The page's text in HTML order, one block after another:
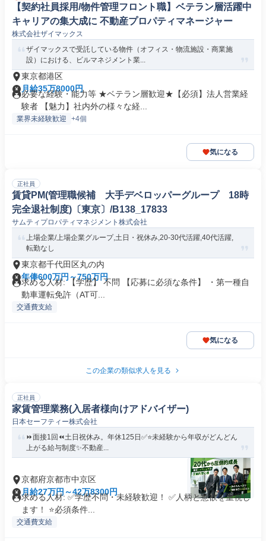
【契約社員採用/物件管理フロント職】ベテラン層活躍中
キャリアの集大成に 不動産プロパティマネージャー
株式会社ザイマックス
ザイマックスで受託している物件（オフィス・物流施設・商業施
設）における、ビルマネジメント業...
東京都港区
月給35万8000円
必要な経験・能力等 ★ベテラン層歓迎★【必須】法人営業経
験者 【魅力】社内外の様々な経...
業界未経験歓迎 +4個
気になる
正社員
賃貸PM(管理職候補 大手デベロッパーグループ 18時
完全退社制度)〔東京〕/B138_17833
サムティプロパティマネジメント株式会社
上場企業/上場企業グループ,土日・祝休み,20-30代活躍,40代活躍,
転勤なし
東京都千代田区丸の内
年俸600万円～750万円
求める人材: 【学歴】 不問 【応募に必須な条件】 ・第一種自
動車運転免許（AT可...
交通費支給
気になる
この企業の類似求人を見る
正社員
家賃管理業務(入居者様向けアドバイザー)
日本セーフティー株式会社
⏩面接1回⏪土日祝休み。年休125日✅️⭐️未経験から年収がどんどん
上がる給与制度✨不動産...
京都府京都市中京区
月給27万円～42万8300円
求める人材: ✅️学歴不問・未経験歓迎！ ✅️人柄と意欲を重視し
ます！ ⭐必須条件...
交通費支給